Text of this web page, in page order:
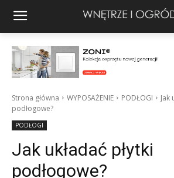
Strona główna WYPOSAŻENIE PODŁOGI
Jak
podłogowe?
PODŁOGI
Jak układać płytki
podłogowe?